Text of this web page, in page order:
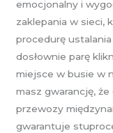
emocjonalny i
zaklepania w sieci,
procedurę
dosłownie parę
miejsce w busie w
masz gwarancję,
przewozy
gwarantuje